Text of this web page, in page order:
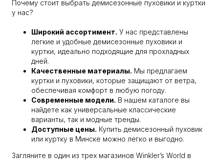
Почему стоит выбрать демисезонные пуховики и куртки
у нас?
Широкий ассортимент. У нас представлены
легкие и удобные демисезонные пуховики и
куртки, идеально подходящие для прохладных
дней.
Качественные материалы. Мы предлагаем
куртки и пуховики, которые защищают от ветра,
обеспечивая комфорт в любую погоду.
Современные модели. В нашем каталоге вы
найдете как универсальные классические
варианты, так и модные тренды.
Доступные цены. Купить демисезонный пуховик
или куртку в Минске можно легко и выгодно.
Загляните в один из трех магазинов Winkler’s World в